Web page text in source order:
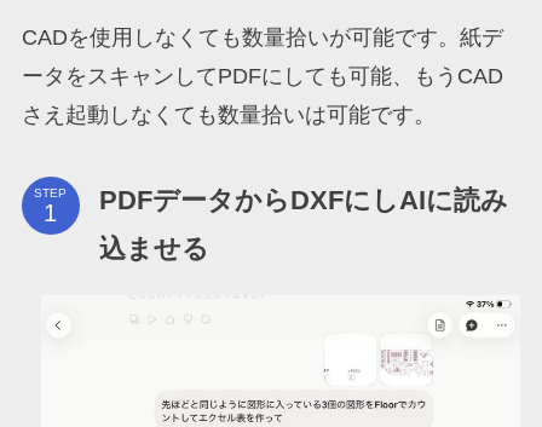
CADを使用しなくても数量拾いが可能です。紙デ
ータをスキャンしてPDFにしても可能、もうCAD
さえ起動しなくても数量拾いは可能です。
STEP
PDFデータからDXFにしAIに読み
込ませる